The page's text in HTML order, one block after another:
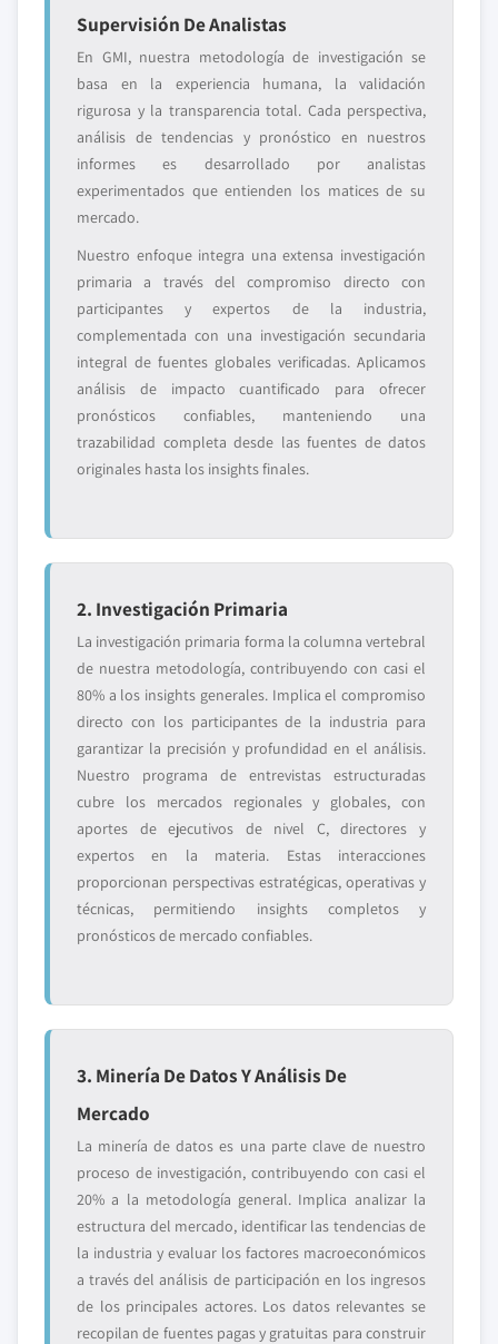
Supervisión De Analistas
En GMI, nuestra metodología de investigación se
basa en la experiencia humana, la validación
rigurosa y la transparencia total. Cada perspectiva,
análisis de tendencias y pronóstico en nuestros
informes es desarrollado por analistas
experimentados que entienden los matices de su
mercado.
Nuestro enfoque integra una extensa investigación
primaria a través del compromiso directo con
participantes y expertos de la industria,
complementada con una investigación secundaria
integral de fuentes globales verificadas. Aplicamos
análisis de impacto cuantificado para ofrecer
pronósticos confiables, manteniendo una
trazabilidad completa desde las fuentes de datos
originales hasta los insights finales.
2. Investigación Primaria
La investigación primaria forma la columna vertebral
de nuestra metodología, contribuyendo con casi el
80% a los insights generales. Implica el compromiso
directo con los participantes de la industria para
garantizar la precisión y profundidad en el análisis.
Nuestro programa de entrevistas estructuradas
cubre los mercados regionales y globales, con
aportes de ejecutivos de nivel C, directores y
expertos en la materia. Estas interacciones
proporcionan perspectivas estratégicas, operativas y
técnicas, permitiendo insights completos y
pronósticos de mercado confiables.
3. Minería De Datos Y Análisis De
Mercado
La minería de datos es una parte clave de nuestro
proceso de investigación, contribuyendo con casi el
20% a la metodología general. Implica analizar la
estructura del mercado, identificar las tendencias de
la industria y evaluar los factores macroeconómicos
a través del análisis de participación en los ingresos
de los principales actores. Los datos relevantes se
recopilan de fuentes pagas y gratuitas para construir